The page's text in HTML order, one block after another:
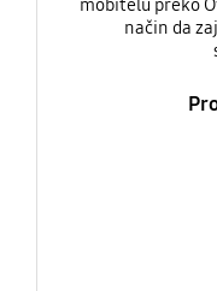
mobitelu preko
način da